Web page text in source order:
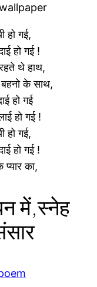
हो गई,
हो गई !
थे हाथ,
बहनो के साथ,
हो गई
हो गई !
हो गई,
हो गई !
का,
में,स्नेह